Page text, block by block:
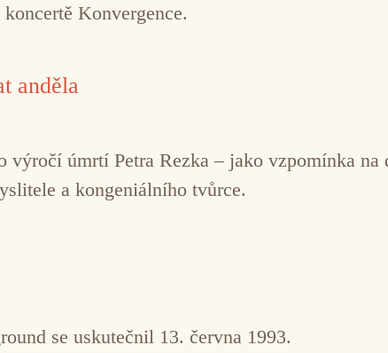
Konvergence.
anděla
úmrtí Petra Rezka – jako vzpomínka na
a kongeniálního tvůrce.
se uskutečnil 13. června 1993.